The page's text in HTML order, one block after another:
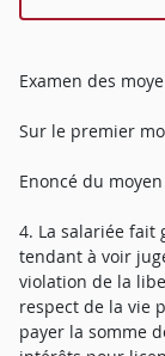
Examen des
Sur le premier
Enoncé du moyen
4. La salariée fait
tendant à voir
violation de la
respect de la vie
payer la somme